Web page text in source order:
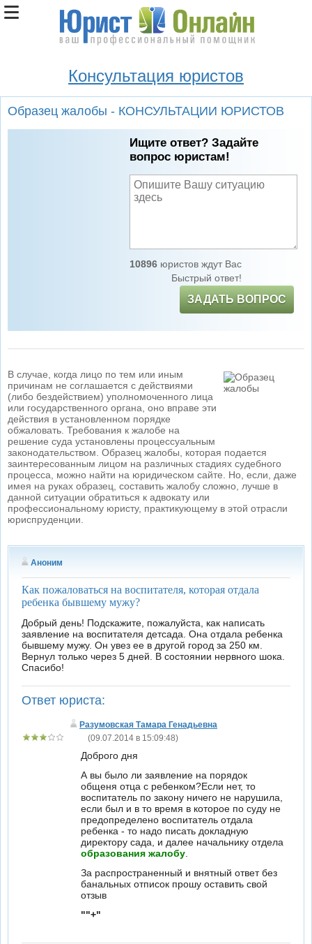
Консультация юристов
Образец жалобы - КОНСУЛЬТАЦИИ ЮРИСТОВ
Ищите ответ? Задайте
вопрос юристам!
10896юристов ждут Вас
Быстрый ответ!
ЗАДАТЬ ВОПРОС
В случае, когда лицо по тем или иным
причинам не соглашается с действиями
(либо бездействием) уполномоченного лица
или государственного органа, оно вправе эти
действия в установленном порядке
обжаловать. Требования к жалобе на
решение суда установлены процессуальным
законодательством. Образец жалобы, которая подается
заинтересованным лицом на различных стадиях судебного
процесса, можно найти на юридическом сайте. Но, если, даже
имея на руках образец, составить жалобу сложно, лучше в
данной ситуации обратиться к адвокату или
профессиональному юристу, практикующему в этой отрасли
юриспруденции.
Аноним
Как пожаловаться на воспитателя, которая отдала
ребенка бывшему мужу?
Добрый день! Подскажите, пожалуйста, как написать
заявление на воспитателя детсада. Она отдала ребенка
бывшему мужу. Он увез ее в другой город за 250 км.
Вернул только через 5 дней. В состоянии нервного шока.
Спасибо!
Ответ юриста:
Разумовская Тамара Генадьевна
(09.07.2014 в 15:09:48)
Доброго дня
А вы было ли заявление на порядок
общеня отца с ребенком?Если нет, то
воспитатель по закону ничего не нарушила,
если был и в то время в которое по суду не
предопределено воспитатель отдала
ребенка - то надо писать докладную
директору сада, и далее начальнику отдела
образования жалобу
За распространенный и внятный ответ без
банальных отписок прошу оставить свой
отзыв
""+"